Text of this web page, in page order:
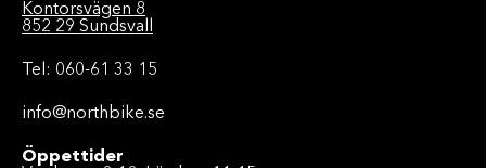
Kontorsvägen 8
852 29 Sundsvall
Tel: 060-61 33 15
info@northbike.se
Öppettider